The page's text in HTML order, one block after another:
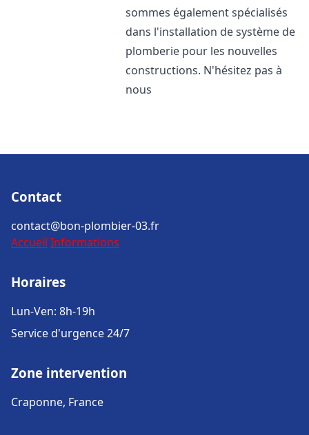
sommes également spécialisés
dans l'installation de système de
plomberie pour les nouvelles
constructions. N'hésitez pas à
nous
Contact
contact@bon-plombier-03.fr
Accueil Informations
Horaires
Lun-Ven: 8h-19h
Service d'urgence 24/7
Zone intervention
Craponne, France